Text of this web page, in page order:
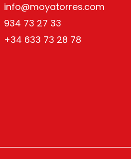
info@moyatorres.com
934 73 27 33
+34 633 73 28 78